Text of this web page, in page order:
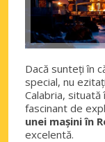
Dacă sunteți în
special, nu
Calabria, situată
fascinant de
unei mașini în
excelentă.